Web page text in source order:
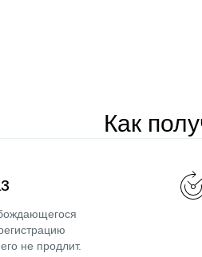
Как
не продлит.